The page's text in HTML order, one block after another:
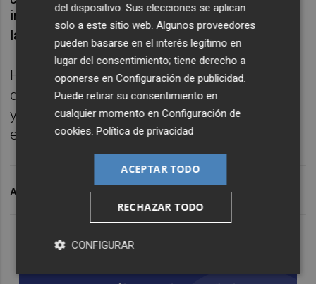
Lo Más Escuchado
impacto tendría el cierre de las nucleares en
la economía, el empleo y el medio ambiente?
Hablamos conEmilio Mínguez,presidente
de la Sociedad Nuclear Española (SNE)
y
María Botella,portavoz del área de clima y
energía de Greenpeace.
ARCHIVADO EN PÓDCAST
del dispositivo. Sus elecciones se aplican
solo a este sitio web. Algunos proveedores
pueden basarse en el interés legítimo en
lugar del consentimiento; tiene derecho a
oponerse enConfiguración de publicidad.
Puede retirar su consentimiento en
cualquier momento enConfiguración de
cookies.Política de privacidad
ACEPTAR TODO
RECHAZAR TODO
CONFIGURAR